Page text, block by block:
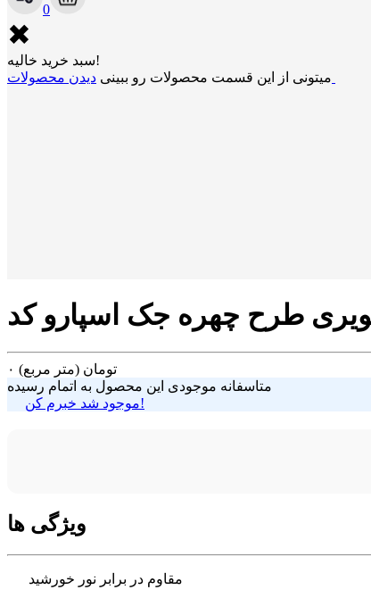
0
✖
سبد خرید خالیه!
میتونی از این قسمت محصولات رو ببینی
۰ تومان (متر مربع)
متاسفانه موجودی این محصول به اتمام رسیده
موجود شد خبرم کن!
ویژگی ها
مقاوم در برابر نور خورشید